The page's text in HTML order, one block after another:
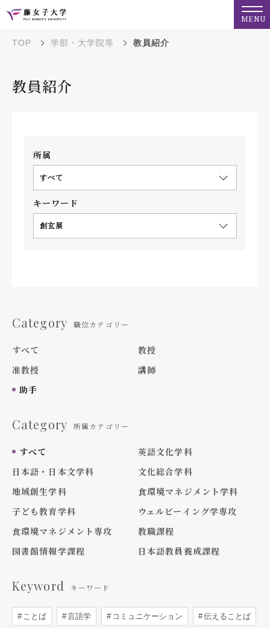
MENU
TOP 学部・大学院等 教員紹介
教員紹介
所属
すべて
キーワード
創玄展
Category 職位カテゴリー
すべて
教授
准教授
講師
助手
Category 所属カテゴリー
すべて
英語文化学科
日本語・日本文学科
文化総合学科
地域創生学科
食環境マネジメント学科
子ども教育学科
ウェルビーイング学専攻
食環境マネジメント専攻
教職課程
図書館情報学課程
日本語教員養成課程
Keyword キーワード
ことば 言語学 コミュニケーション 伝えることば